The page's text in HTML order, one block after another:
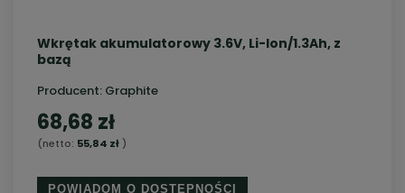
Wkrętak akumulatorowy 3.6V, Li-Ion/1.3Ah, z
bazą
Producent: Graphite
68,68 zł
(netto: 55,84 zł)
POWIADOM O DOSTĘPNOŚCI